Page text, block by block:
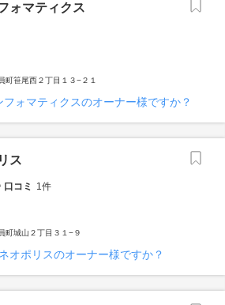
ォマティクス
町笹尾西２丁目１３−２１
ォマティクスのオーナー様ですか？
ス
口コミ 1件
町城山２丁目３１−９
オポリスのオーナー様ですか？